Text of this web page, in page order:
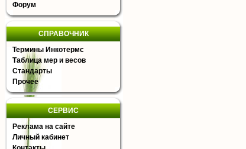
Форум
СПРАВОЧНИК
Термины Инкотермс
Таблица мер и весов
Стандарты
Прочее
СЕРВИС
Реклама на сайте
Личный кабинет